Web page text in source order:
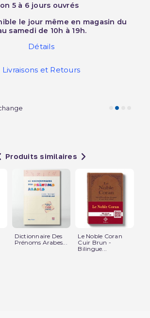
5 à 6 jours ouvrés
le jour même en magasin du
samedi de 10h à 19h.
Détails
Livraisons et Retours
Produits similaires
Dictionnaire Des
Prénoms Arabes...
Le Noble Coran
Cuir Brun -
Bilingue...